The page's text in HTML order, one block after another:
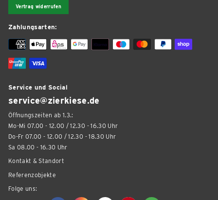
Vertrag widerrufen
Zahlungsarten:
Service und Social
service@zierkiese.de
Öffnungszeiten ab 1.3.:
Mo-Mi 07.00 - 12.00 / 12.30 - 16.30 Uhr
Do-Fr 07.00 - 12.00 / 12.30 - 18.30 Uhr
Sa 08.00 - 16.30 Uhr
Kontakt & Standort
Referenzobjekte
Folge uns: